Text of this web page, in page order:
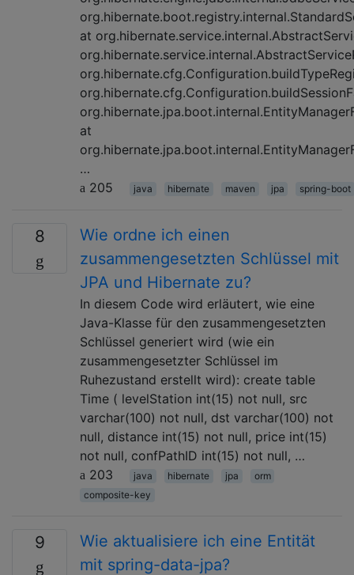
at
at
…
205
java hibernate maven jpa spring-boot
8
Wie ordne ich einen
zusammengesetzten Schlüssel mit
JPA und Hibernate zu?
In diesem Code wird erläutert, wie eine
Java-Klasse für den zusammengesetzten
Schlüssel generiert wird (wie ein
zusammengesetzter Schlüssel im
Ruhezustand erstellt wird): create table
Time ( levelStation int(15) not null, src
varchar(100) not null, dst varchar(100) not
null, distance int(15) not null, price int(15)
not null, confPathID int(15) not null, …
203
java hibernate jpa
orm
composite-key
9
Wie aktualisiere ich eine Entität
mit spring-data-jpa?